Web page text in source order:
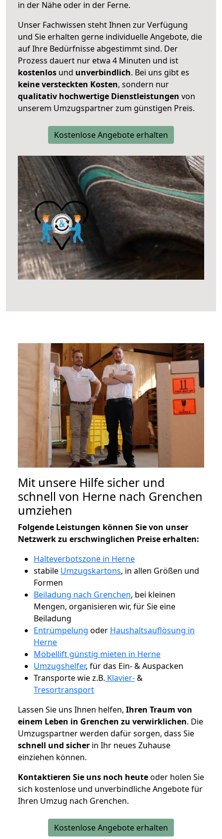
in der Nähe oder in der Ferne.
Unser Fachwissen steht Ihnen zur Verfügung
und Sie erhalten gerne individuelle Angebote, die
auf Ihre Bedürfnisse abgestimmt sind. Der
Prozess dauert nur etwa 4 Minuten und ist
kostenlos und unverbindlich. Bei uns gibt es
keine versteckten Kosten, sondern nur
qualitativ hochwertige Dienstleistungen von
unserem Umzugspartner zum günstigen Preis.
Kostenlose Angebote erhalten
Mit unsere Hilfe sicher und
schnell von Herne nach Grenchen
umziehen
Folgende Leistungen können Sie von unser
Netzwerk zu erschwinglichen Preise erhalten:
Halteverbotszone in Herne
stabile Umzugskartons, in allen Größen und
Formen
Beiladung nach Grenchen, bei kleinen
Mengen, organisieren wir, für Sie eine
Beiladung
Entrümpelung oder Haushaltsauflösung in
Herne
Möbellift günstig mieten in Herne
Umzugshelfer, für das Ein- & Auspacken
Transporte wie z.B. Klavier-&
Tresortransport
Lassen Sie uns Ihnen helfen, Ihren Traum von
einem Leben in Grenchen zu verwirklichen. Die
Umzugspartner werden dafür sorgen, dass Sie
schnell und sicher in Ihr neues Zuhause
einziehen können.
Kontaktieren Sie uns noch heuteoder holen Sie
sich kostenlose und unverbindliche Angebote für
Ihren Umzug nach Grenchen.
Kostenlose Angebote erhalten